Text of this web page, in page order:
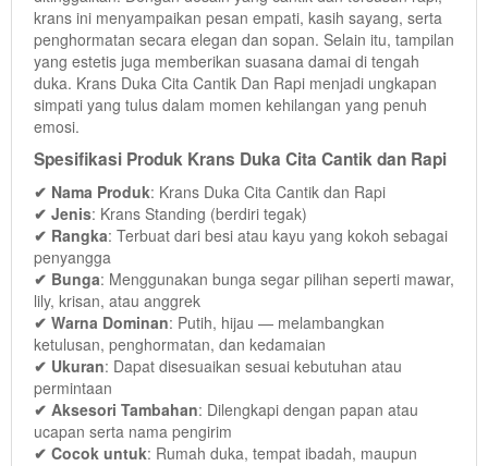
krans ini menyampaikan pesan empati, kasih sayang, serta
penghormatan secara elegan dan sopan. Selain itu, tampilan
yang estetis juga memberikan suasana damai di tengah
duka. Krans Duka Cita Cantik Dan Rapi menjadi ungkapan
simpati yang tulus dalam momen kehilangan yang penuh
emosi.
Spesifikasi Produk Krans Duka Cita Cantik dan Rapi
✔ Nama Produk: Krans Duka Cita Cantik dan Rapi
✔ Jenis: Krans Standing (berdiri tegak)
✔ Rangka: Terbuat dari besi atau kayu yang kokoh sebagai
penyangga
✔ Bunga: Menggunakan bunga segar pilihan seperti mawar,
lily, krisan, atau anggrek
✔ Warna Dominan: Putih, hijau — melambangkan
ketulusan, penghormatan, dan kedamaian
✔ Ukuran: Dapat disesuaikan sesuai kebutuhan atau
permintaan
✔ Aksesori Tambahan: Dilengkapi dengan papan atau
ucapan serta nama pengirim
✔ Cocok untuk: Rumah duka, tempat ibadah, maupun